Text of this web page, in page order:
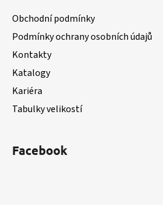
Obchodní podmínky
Podmínky ochrany osobních údajů
Kontakty
Katalogy
Kariéra
Tabulky velikostí
Facebook